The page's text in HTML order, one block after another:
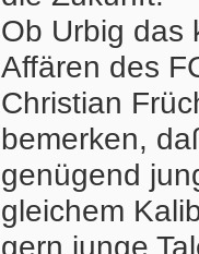
Ob Urbig das
Affären des
Christian
bemerken,
genügend
gleichem
gern junge